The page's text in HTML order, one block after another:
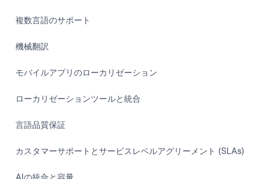
複数言語のサポート
機械翻訳
モバイルアプリのローカリゼーション
ローカリゼーションツールと統合
言語品質保証
カスタマーサポートとサービスレベルアグリーメント (SLAs)